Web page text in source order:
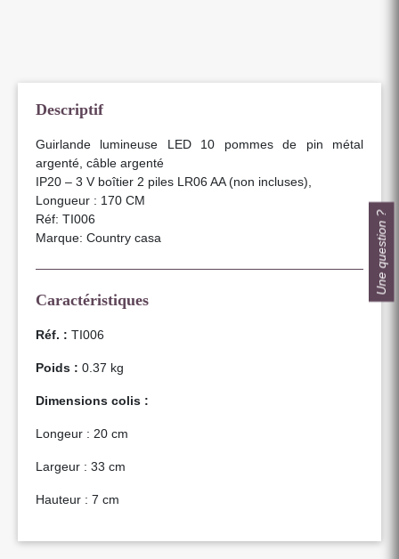
Descriptif
Guirlande lumineuse LED 10 pommes de pin métal
argenté, câble argenté
IP20 – 3 V boîtier 2 piles LR06 AA (non incluses),
Longueur : 170 CM
Réf: TI006
Marque: Country casa
Caractéristiques
Réf. : TI006
Poids : 0.37 kg
Dimensions colis :
Longeur : 20 cm
Largeur : 33 cm
Hauteur : 7 cm
Une question ?